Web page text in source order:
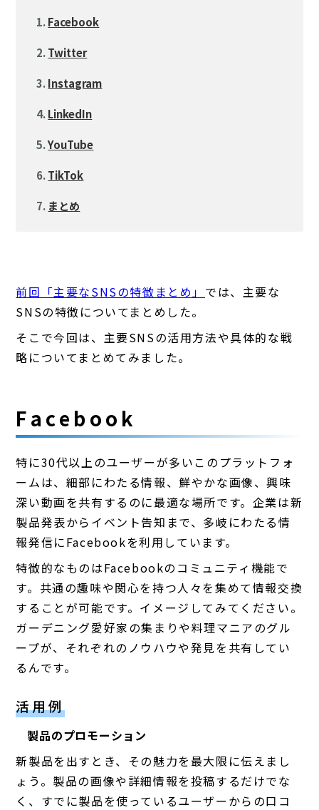
Facebook
Twitter
Instagram
LinkedIn
YouTube
TikTok
まとめ
前回「主要なSNSの特徴まとめ」 では、主要な
SNSの特徴についてまとめした。
そこで今回は、主要SNSの活用方法や具体的な戦
略についてまとめてみました。
Facebook
特に30代以上のユーザーが多いこのプラットフォ
ームは、細部にわたる情報、鮮やかな画像、興味
深い動画を共有するのに最適な場所です。企業は新
製品発表からイベント告知まで、多岐にわたる情
報発信にFacebookを利用しています。
特徴的なものはFacebookのコミュニティ機能で
す。共通の趣味や関心を持つ人々を集めて情報交換
することが可能です。イメージしてみてください。
ガーデニング愛好家の集まりや料理マニアのグル
ープが、それぞれのノウハウや発見を共有してい
るんです。
活用例
製品のプロモーション
新製品を出すとき、その魅力を最大限に伝えまし
ょう。製品の画像や詳細情報を投稿するだけでな
く、すでに製品を使っているユーザーからの口コ